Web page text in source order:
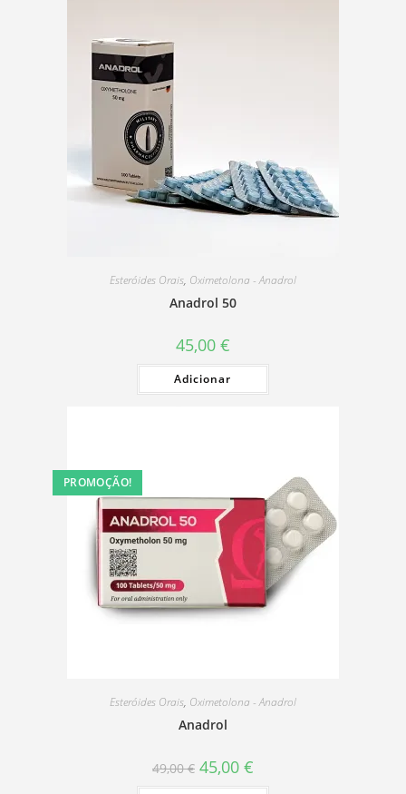
Esteróides Orais, Oximetolona - Anadrol
Anadrol 50
45,00 €
Adicionar
PROMOÇÃO!
Esteróides Orais, Oximetolona - Anadrol
Anadrol
49,00€ O
preço
original
45,00 €
atual